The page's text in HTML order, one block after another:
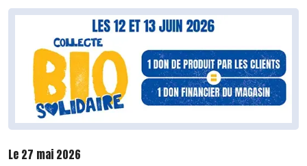
Le 27 mai 2026